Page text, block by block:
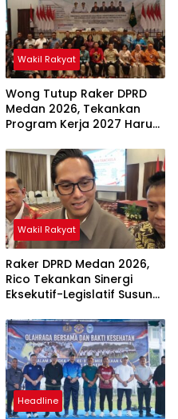
Wakil Rakyat
Wong Tutup Raker DPRD
Medan 2026, Tekankan
Program Kerja 2027 Harus
Masyarakat
Wakil Rakyat
Raker DPRD Medan 2026,
Rico Tekankan Sinergi
Eksekutif-Legislatif Susun
Headline